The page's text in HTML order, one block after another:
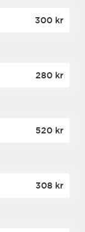
300 kr
280 kr
520 kr
308 kr